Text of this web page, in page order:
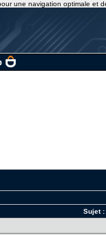
Sujet
une navigation optimale et